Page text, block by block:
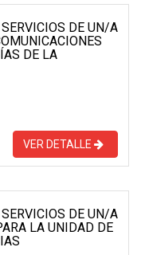
DE UN/A
DE LA
VER DETALLE
DE UN/A
LA UNIDAD DE